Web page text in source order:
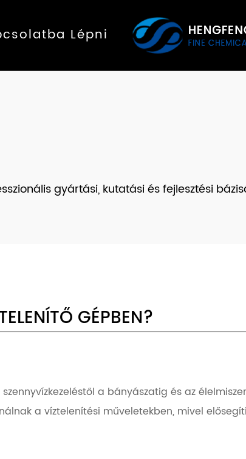
Lépni
gyártási, kutatási és fejlesztési
GÉPBEN?
a bányászatig és az
a víztelenítési műveletekben, mivel